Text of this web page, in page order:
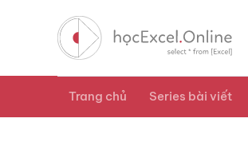
Trang chủ Series bài viết